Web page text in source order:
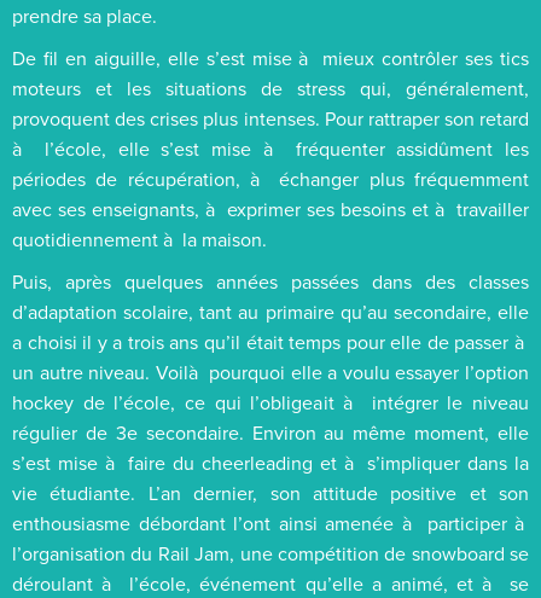
prendre sa place.
De fil en aiguille, elle s’est mise à mieux contrôler ses tics
moteurs et les situations de stress qui, généralement,
provoquent des crises plus intenses. Pour rattraper son retard
à l’école, elle s’est mise à fréquenter assidûment les
périodes de récupération, à échanger plus fréquemment
avec ses enseignants, à exprimer ses besoins et à travailler
quotidiennement à la maison.
Puis, après quelques années passées dans des classes
d’adaptation scolaire, tant au primaire qu’au secondaire, elle
a choisi il y a trois ans qu’il était temps pour elle de passer à
un autre niveau. Voilà pourquoi elle a voulu essayer l’option
hockey de l’école, ce qui l’obligeait à intégrer le niveau
régulier de 3e secondaire. Environ au même moment, elle
s’est mise à faire du cheerleading et à s’impliquer dans la
vie étudiante. L’an dernier, son attitude positive et son
enthousiasme débordant l’ont ainsi amenée à participer à
l’organisation du Rail Jam, une compétition de snowboard se
déroulant à l’école, événement qu’elle a animé, et à se